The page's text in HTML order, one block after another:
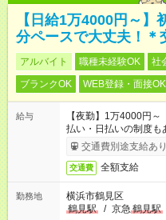
【日給1万4000円～】
分ペースで大丈夫！＊
アルバイト 職種未経験OK 社
ブランクOK
WEB登録・面接OK
給与
【夜勤】1万4000円
払い・日払いの制度も
交通費別途支給あり
交通費 全額支給
勤務地
横浜市鶴見区
鶴見駅
/ 京急 鶴見駅